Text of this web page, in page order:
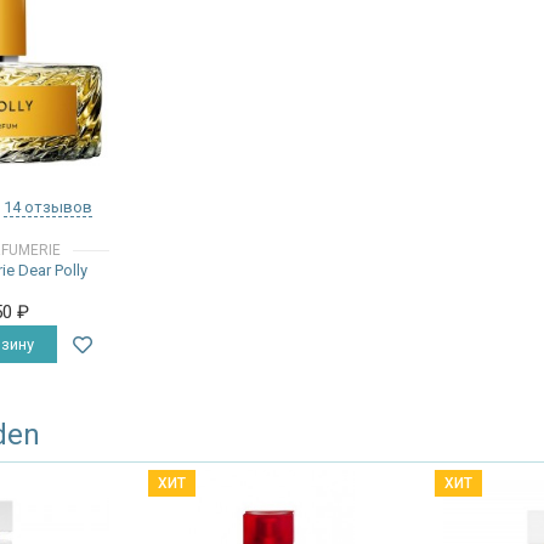
14 отзывов
Dear Polly
₽
ХИТ ХИТ